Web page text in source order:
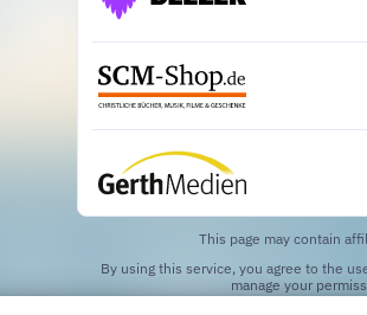
This page may contain
By using this service, you agree to the
manage your